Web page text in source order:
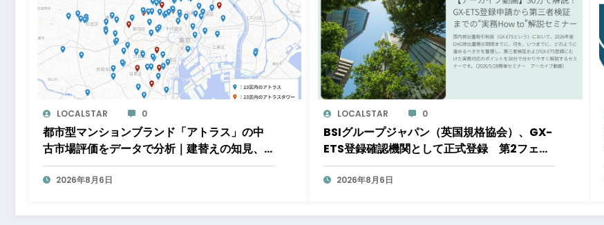
LOCALSTAR 0
都市型マンションブランド「アトラス」の中
古市場評価をデータで分析｜建替えの知見、
都心好立地、開発思想が支えるブランド価値
2026年8月6日
LOCALSTAR 0
BSIグループジャパン（英国規格協会）、GX-
ETS登録確認機関として正式登録 第2フェー
ズ開始で制度対応が義務化、企業の対応はど
う変わるのか？ 法的拘束力をもつGX-ETSの
を公開中
2026年8月6日